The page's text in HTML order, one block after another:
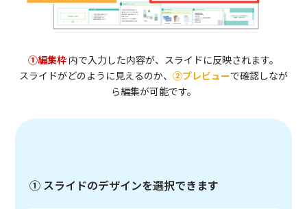
①編集枠 内で入力した内容が、スライドに反映されます。
スライドがどのように見えるのか、 ②プレビューで確認しなが
ら編集が可能です。
① スライドのデザインを選択できます